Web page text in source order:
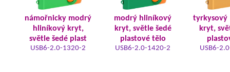
námořnicky modrý
hliníkový kryt,
světle šedé plast
USB6-2.0-1320-2
modrý hliníkový
kryt, světle šedé
plastové tělo
USB6-2.0-1420-2
tyrkysový
kryt,
USB6-